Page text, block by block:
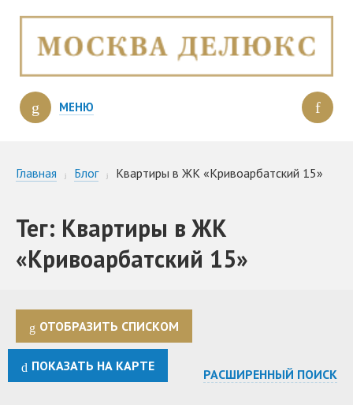
МЕНЮ
Главная Блог Квартиры в ЖК «Кривоарбатский 15»
Тег: Квартиры в ЖК
«Кривоарбатский 15»
ОТОБРАЗИТЬ СПИСКОМ
ПОКАЗАТЬ НА КАРТЕ
РАСШИРЕННЫЙ ПОИСК